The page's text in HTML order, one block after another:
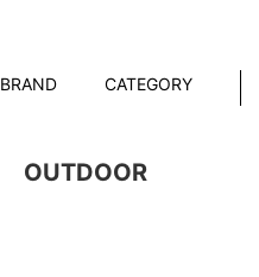
BRAND CATEGORY
OUTDOOR